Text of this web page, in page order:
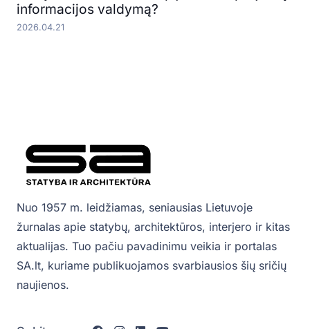
informacijos valdymą?
2026.04.21
Nuo 1957 m. leidžiamas, seniausias Lietuvoje
žurnalas apie statybų, architektūros, interjero ir kitas
aktualijas. Tuo pačiu pavadinimu veikia ir portalas
SA.lt, kuriame publikuojamos svarbiausios šių sričių
naujienos.